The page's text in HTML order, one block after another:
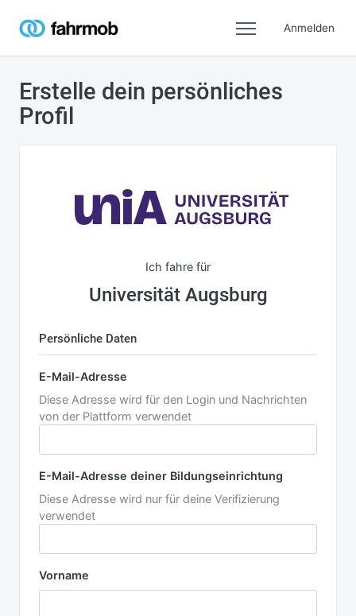
Anmelden
Erstelle dein persönliches
Profil
Persönliche Daten
E-Mail-Adresse
Diese Adresse wird für den Login und Nachrichten
von der Plattform verwendet
E-Mail-Adresse deiner Bildungseinrichtung
Diese Adresse wird nur für deine Verifizierung
verwendet
Vorname
Ich fahre für
Universität Augsburg